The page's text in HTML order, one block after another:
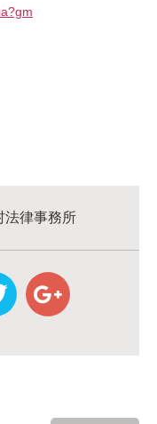
法律事務所